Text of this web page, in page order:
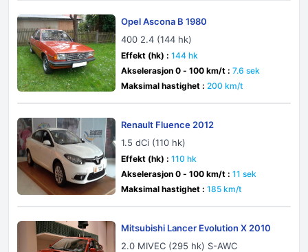
Opel Ascona B 1980
400 2.4 (144 hk)
Effekt (hk) : 144 hk
Akselerasjon 0 - 100 km/t : 7.6 sek
Maksimal hastighet : 200 km/t
Renault Fluence 2012
1.5 dCi (110 hk)
Effekt (hk) : 110 hk
Akselerasjon 0 - 100 km/t : 11 sek
Maksimal hastighet : 185 km/t
Mitsubishi Lancer Evolution X 2010
2.0 MIVEC (295 hk) S-AWC